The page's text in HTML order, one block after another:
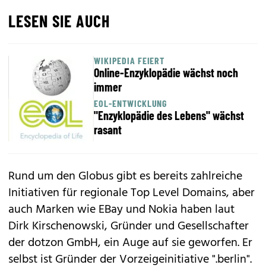
LESEN SIE AUCH
WIKIPEDIA FEIERT
Online-Enzyklopädie wächst noch
immer
EOL-ENTWICKLUNG
"Enzyklopädie des Lebens" wächst
rasant
Rund um den Globus gibt es bereits zahlreiche
Initiativen für regionale Top Level Domains, aber
auch Marken wie EBay und Nokia haben laut
Dirk Kirschenowski, Gründer und Gesellschafter
der dotzon GmbH, ein Auge auf sie geworfen. Er
selbst ist Gründer der Vorzeigeinitiative ".berlin".